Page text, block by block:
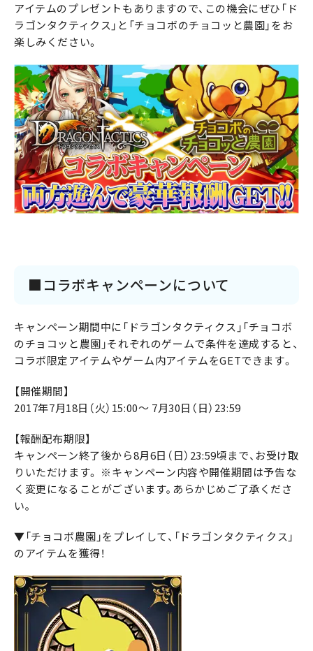
アイテムのプレゼントもありますので、この機会にぜひ「ド
ラゴンタクティクス」と「チョコボのチョコッと農園」をお
楽しみください。
■コラボキャンペーンについて
キャンペーン期間中に「ドラゴンタクティクス」「チョコボ
のチョコッと農園」それぞれのゲームで条件を達成すると、
コラボ限定アイテムやゲーム内アイテムをGETできます。
【開催期間】
2017年7月18日（火）15:00～ 7月30日（日）23:59
【報酬配布期限】
キャンペーン終了後から8月6日（日）23:59頃まで、お受け取
りいただけます。 ※キャンペーン内容や開催期間は予告な
く変更になることがございます｡あらかじめご了承くださ
い｡
▼「チョコボ農園」をプレイして、「ドラゴンタクティクス」
のアイテムを獲得！